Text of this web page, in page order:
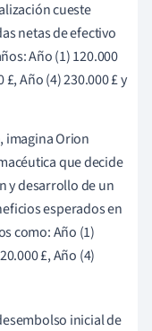
cueste
netas de efectivo
Año (1) 120.000
£, Año (4) 230.000 £ y
imagina Orion
que decide
y desarrollo de un
esperados en
como: Año (1)
£, Año (4)
inicial de